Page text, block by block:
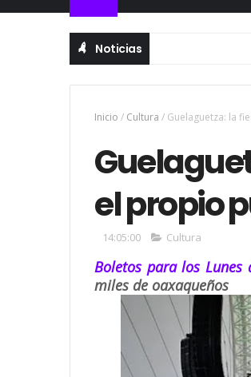
Noticias
Inicio / Cultura / Guelaguetza: la
el propio
14:05:00 Cultura
Boletos para los Lunes
miles de oaxaqueños